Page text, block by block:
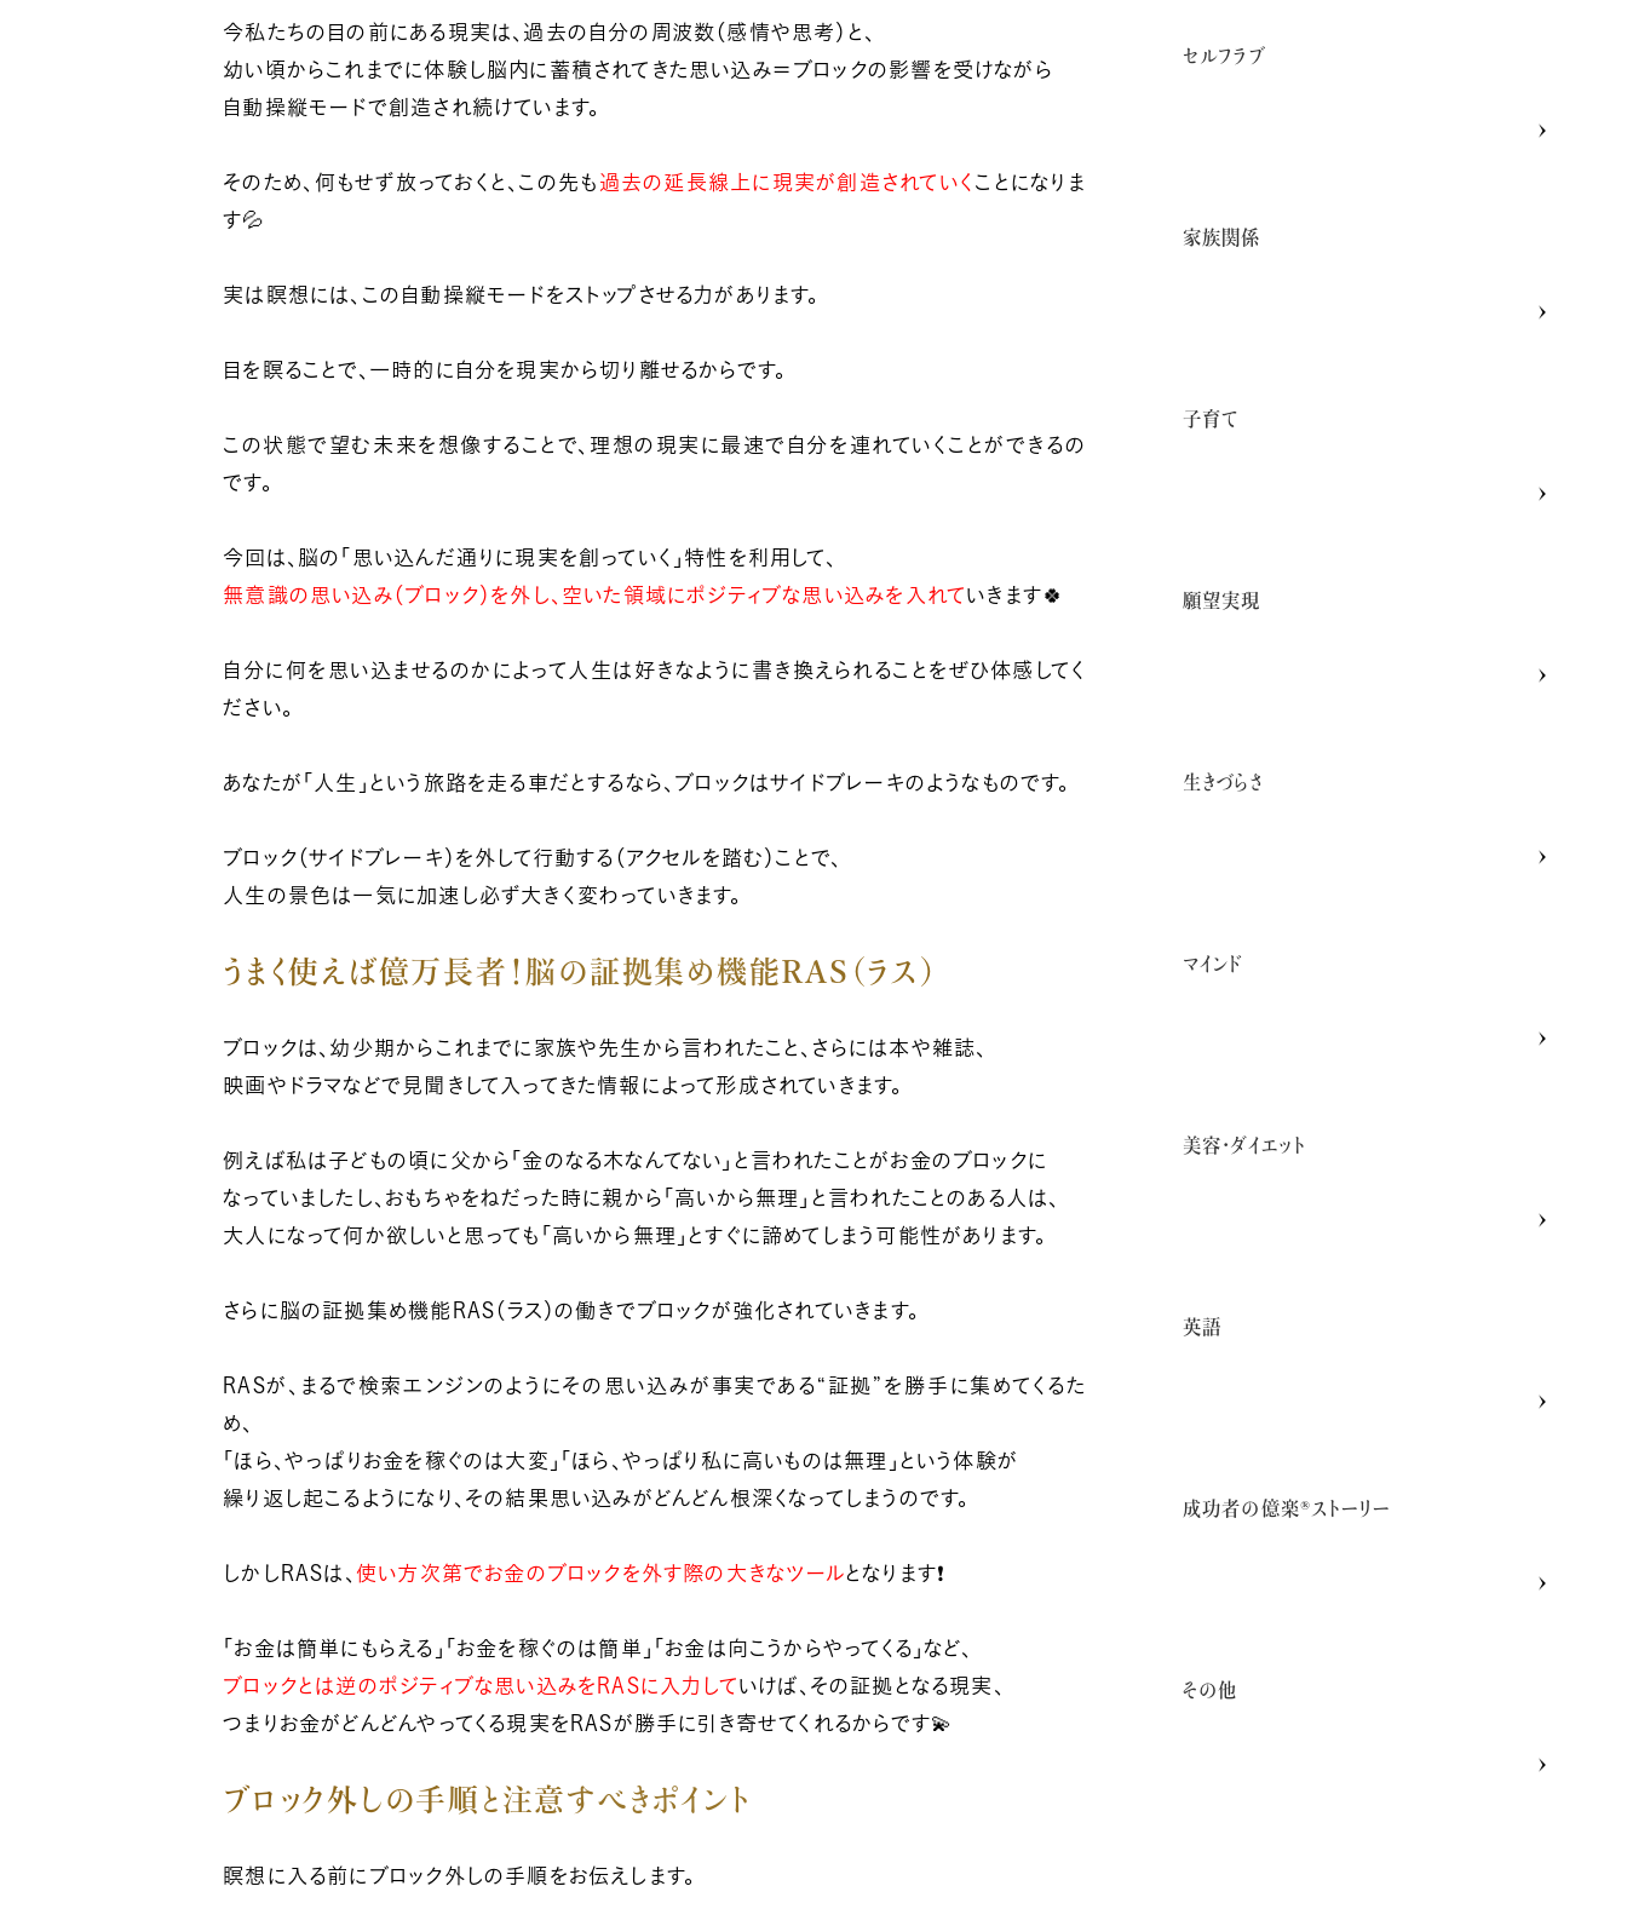
新着情報
プレスリリース一覧
今私たちの目の前にある現実は、過去の自分の周波数（感情や思考）と、
幼い頃からこれまでに体験し脳内に蓄積されてきた思い込み＝ブロックの影響を受けながら
自動操縦モードで創造され続けています。
そのため、何もせず放っておくと、この先も 過去の延長線上に現実が創造されていく ことになりま
す💦
実は瞑想には、この自動操縦モードをストップさせる力があります。
目を瞑ることで、一時的に自分を現実から切り離せるからです。
この状態で望む未来を想像することで、理想の現実に最速で自分を連れていくことができるの
です。
今回は、脳の「思い込んだ通りに現実を創っていく」特性を利用して、
無意識の思い込み（ブロック）を外し、空いた領域にポジティブな思い込みを入れていきます🍀
自分に何を思い込ませるのかによって人生は好きなように書き換えられることをぜひ体感してく
ださい。
あなたが「人生」という旅路を走る車だとするなら、ブロックはサイドブレーキのようなものです。
ブロック（サイドブレーキ）を外して行動する（アクセルを踏む）ことで、
人生の景色は一気に加速し必ず大きく変わっていきます。
うまく使えば億万長者！脳の証拠集め機能RAS（ラス）
ブロックは、幼少期からこれまでに家族や先生から言われたこと、さらには本や雑誌、
映画やドラマなどで見聞きして入ってきた情報によって形成されていきます。
例えば私は子どもの頃に父から「金のなる木なんてない」と言われたことがお金のブロックに
なっていましたし、おもちゃをねだった時に親から「高いから無理」と言われたことのある人は、
大人になって何か欲しいと思っても「高いから無理」とすぐに諦めてしまう可能性があります。
さらに脳の証拠集め機能RAS（ラス）の働きでブロックが強化されていきます。
RASが、まるで検索エンジンのようにその思い込みが事実である“証拠”を勝手に集めてくるた
め、
「ほら、やっぱりお金を稼ぐのは大変」「ほら、やっぱり私に高いものは無理」という体験が
繰り返し起こるようになり、その結果思い込みがどんどん根深くなってしまうのです。
しかしRASは、 使い方次第でお金のブロックを外す際の大きなツールとなります❗
「お金は簡単にもらえる」「お金を稼ぐのは簡単」「お金は向こうからやってくる」など、
ブロックとは逆のポジティブな思い込みをRASに入力していけば、その証拠となる現実、
つまりお金がどんどんやってくる現実をRASが勝手に引き寄せてくれるからです💫
ブロック外しの手順と注意すべきポイント
瞑想に入る前にブロック外しの手順をお伝えします。
セルフラブ
家族関係
子育て
願望実現
生きづらさ
マインド
美容・ダイエット
英語
成功者の億楽®ストーリー
その他